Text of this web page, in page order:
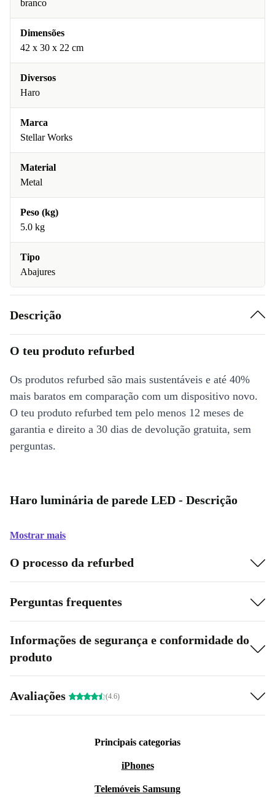
branco
Dimensões
42 x 30 x 22 cm
Diversos
Haro
Marca
Stellar Works
Material
Metal
Peso (kg)
5.0 kg
Tipo
Abajures
Descrição
O teu produto refurbed
Os produtos refurbed são mais sustentáveis e até 40%
mais baratos em comparação com um dispositivo novo.
O teu produto refurbed tem pelo menos 12 meses de
garantia e direito a 30 dias de devolução gratuita, sem
perguntas.
Haro luminária de parede LED - Descrição
Mostrar mais
O processo da refurbed
Perguntas frequentes
Informações de segurança e conformidade do
produto
Avaliações (4.6)
Principais categorias
iPhones
Telemóveis Samsung